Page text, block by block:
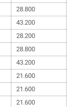
28.800
43.200
28.200
28.800
43.200
21.600
21.600
21.600